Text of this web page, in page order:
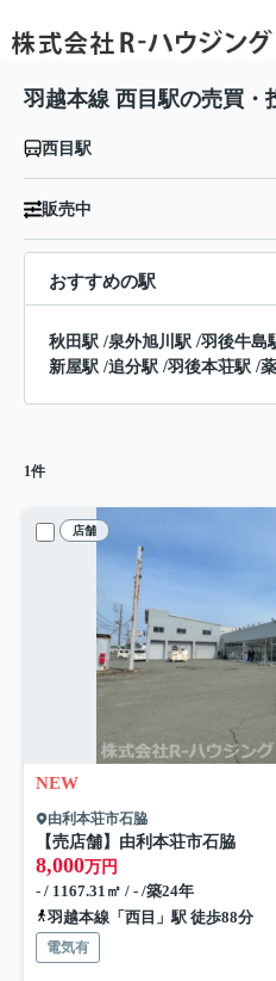
羽越本線 西目駅の売買・
西目駅
販売中
おすすめの駅
秋田駅 /泉外旭川駅 /羽後牛島
新屋駅 /追分駅 /羽後本荘駅 /
1件
店舗
NEW
由利本荘市石脇
【売店舗】由利本荘市石脇
8,000万円
- / 1167.31㎡ / - /築24年
羽越本線「西目」駅 徒歩88分
電気有